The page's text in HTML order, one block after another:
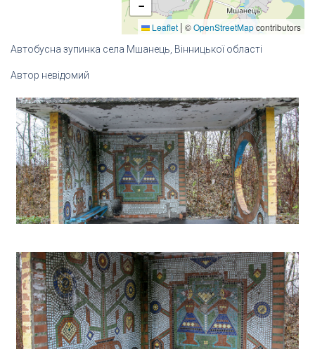
−
Leaflet | ©OpenStreetMapcontributors
Автобусна зупинка села Мшанець, Вінницької області
Автор невідомий